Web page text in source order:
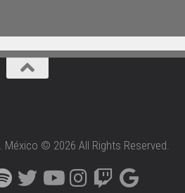
© 2026 All Rights Reserved.